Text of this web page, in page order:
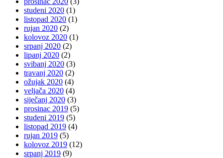
studeni 2020 (1)
listopad 2020 (1)
rujan 2020 (2)
kolovoz 2020 (1)
srpanj 2020 (2)
lipanj 2020 (2)
svibanj 2020 (3)
travanj 2020 (2)
ožujak 2020 (4)
veljača 2020 (4)
siječanj 2020 (3)
prosinac 2019 (5)
studeni 2019 (5)
listopad 2019 (4)
rujan 2019 (5)
kolovoz 2019 (12)
srpanj 2019 (9)